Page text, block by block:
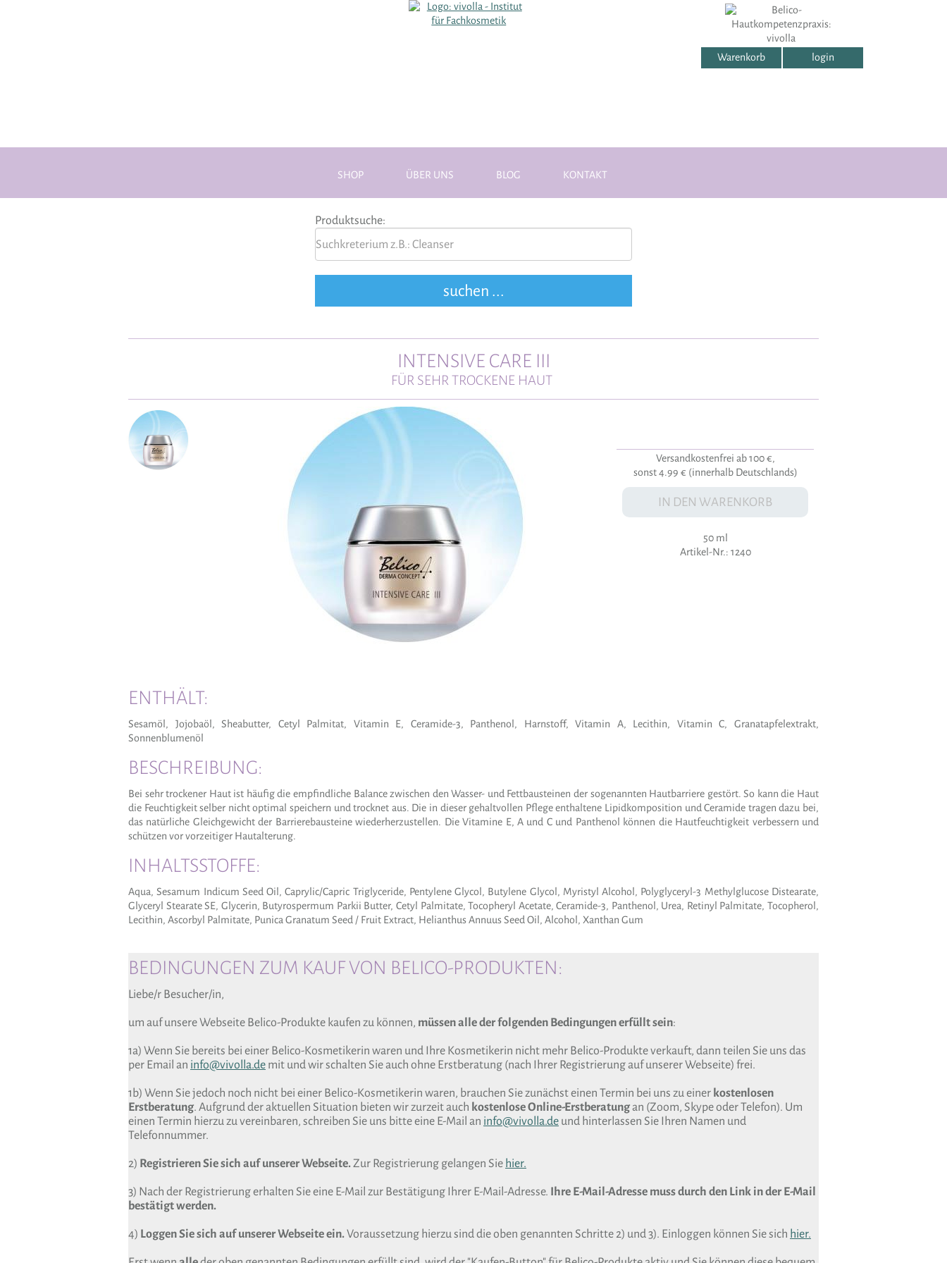
Warenkorb login
SHOP ÜBER UNS BLOG KONTAKT
Produktsuche:
INTENSIVE CARE III
FÜR SEHR TROCKENE HAUT
Versandkostenfrei ab 100 €,
sonst 4.99 € (innerhalb Deutschlands)
IN DEN WARENKORB
50 ml
Artikel-Nr.: 1240
ENTHÄLT:
Sesamöl, Jojobaöl, Sheabutter, Cetyl Palmitat, Vitamin E, Ceramide-3, Panthenol, Harnstoff, Vitamin A, Lecithin, Vitamin C, Granatapfelextrakt,
Sonnenblumenöl
BESCHREIBUNG:
Bei sehr trockener Haut ist häufig die empfindliche Balance zwischen den Wasser- und Fettbausteinen der sogenannten Hautbarriere gestört. So kann die Haut
die Feuchtigkeit selber nicht optimal speichern und trocknet aus. Die in dieser gehaltvollen Pflege enthaltene Lipidkomposition und Ceramide tragen dazu bei,
das natürliche Gleichgewicht der Barrierebausteine wiederherzustellen. Die Vitamine E, A und C und Panthenol können die Hautfeuchtigkeit verbessern und
schützen vor vorzeitiger Hautalterung.
INHALTSSTOFFE:
Aqua, Sesamum Indicum Seed Oil, Caprylic/Capric Triglyceride, Pentylene Glycol, Butylene Glycol, Myristyl Alcohol, Polyglyceryl-3 Methylglucose Distearate,
Glyceryl Stearate SE, Glycerin, Butyrospermum Parkii Butter, Cetyl Palmitate, Tocopheryl Acetate, Ceramide-3, Panthenol, Urea, Retinyl Palmitate, Tocopherol,
Lecithin, Ascorbyl Palmitate, Punica Granatum Seed / Fruit Extract, Helianthus Annuus Seed Oil, Alcohol, Xanthan Gum
BEDINGUNGEN ZUM KAUF VON BELICO-PRODUKTEN:
Liebe/r Besucher/in,
um auf unsere Webseite Belico-Produkte kaufen zu können, müssen alle der folgenden Bedingungen erfüllt sein:
1a) Wenn Sie bereits bei einer Belico-Kosmetikerin waren und Ihre Kosmetikerin nicht mehr Belico-Produkte verkauft, dann teilen Sie uns das
per Email an info@vivolla.demit und wir schalten Sie auch ohne Erstberatung (nach Ihrer Registrierung auf unserer Webseite) frei.
1b) Wenn Sie jedoch noch nicht bei einer Belico-Kosmetikerin waren, brauchen Sie zunächst einen Termin bei uns zu einerkostenlosen
Erstberatung. Aufgrund der aktuellen Situation bieten wir zurzeit auch kostenlose Online-Erstberatungan (Zoom, Skype oder Telefon). Um
einen Termin hierzu zu vereinbaren, schreiben Sie uns bitte eine E-Mail an info@vivolla.deund hinterlassen Sie Ihren Namen und
Telefonnummer.
2) Registrieren Sie sich auf unserer Webseite.Zur Registrierung gelangen Siehier.
3) Nach der Registrierung erhalten Sie eine E-Mail zur Bestätigung Ihrer E-Mail-Adresse. Ihre E-Mail-Adresse muss durch den Link in der E-Mail
bestätigt werden.
4) Loggen Sie sich auf unserer Webseite ein.Voraussetzung hierzu sind die oben genannten Schritte 2) und 3). Einloggen können Sie sich hier.